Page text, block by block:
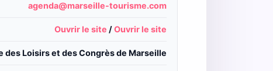
agenda@marseille-tourisme.com
Ouvrir le site /Ouvrir le site
Loisirs et des Congrès de Marseille